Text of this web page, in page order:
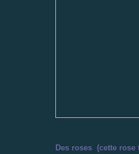
Des roses (cette